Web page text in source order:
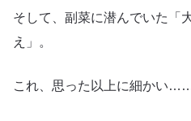
そして、副菜に潜んでいた「
え」。
これ、思った以上に細かい……